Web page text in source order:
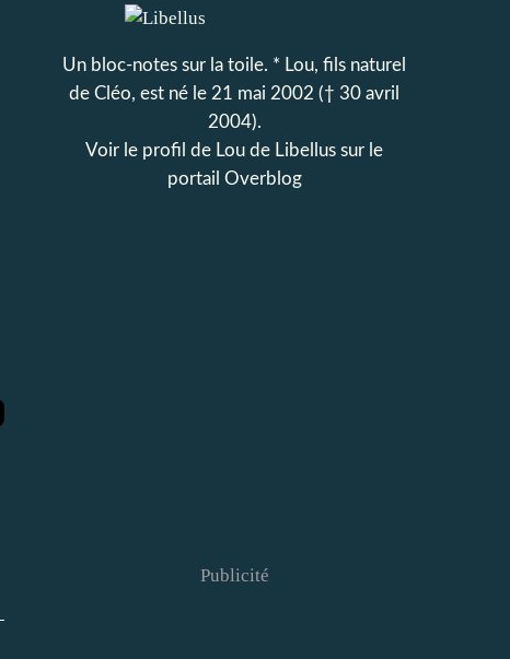
Un bloc-notes sur la toile. * Lou, fils naturel
de Cléo, est né le 21 mai 2002 († 30 avril
2004).
Voir le profil de Lou de Libellus sur le
portail Overblog
Publicité